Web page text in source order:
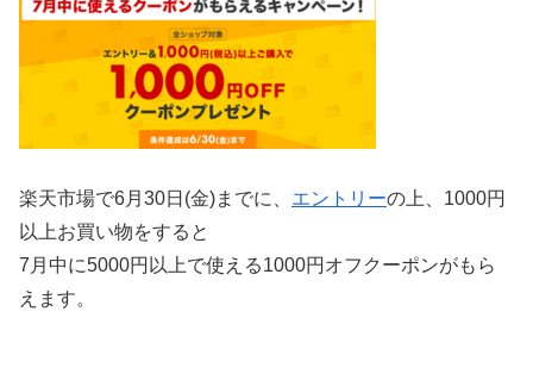
楽天市場で6月30日(金)までに、 エントリーの上、1000円
以上お買い物をすると
7月中に5000円以上で使える1000円オフクーポンがもら
えます。